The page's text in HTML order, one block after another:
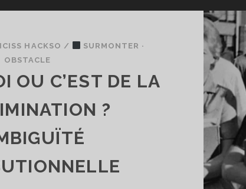
HACKSO /
SURMONTER ·
OBSTACLE
OU C’EST DE LA
?